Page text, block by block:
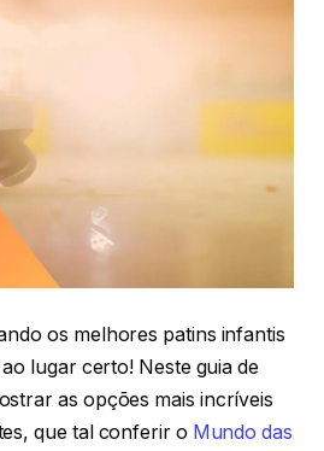
os melhores patins infantis
lugar certo! Neste guia de
as opções mais incríveis
que tal conferir o Mundo das